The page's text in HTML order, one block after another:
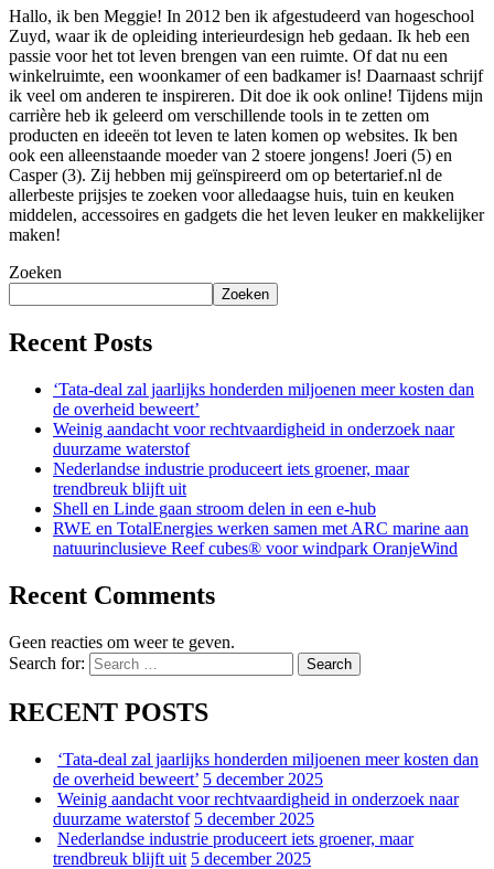
Hallo, ik ben Meggie! In 2012 ben ik afgestudeerd van hogeschool
Zuyd, waar ik de opleiding interieurdesign heb gedaan. Ik heb een
passie voor het tot leven brengen van een ruimte. Of dat nu een
winkelruimte, een woonkamer of een badkamer is! Daarnaast schrijf
ik veel om anderen te inspireren. Dit doe ik ook online! Tijdens mijn
carrière heb ik geleerd om verschillende tools in te zetten om
producten en ideeën tot leven te laten komen op websites. Ik ben
ook een alleenstaande moeder van 2 stoere jongens! Joeri (5) en
Casper (3). Zij hebben mij geïnspireerd om op betertarief.nl de
allerbeste prijsjes te zoeken voor alledaagse huis, tuin en keuken
middelen, accessoires en gadgets die het leven leuker en makkelijker
maken!
Zoeken
Zoeken
Recent Posts
‘Tata-deal zal jaarlijks honderden miljoenen meer kosten dan
de overheid beweert’
Weinig aandacht voor rechtvaardigheid in onderzoek naar
duurzame waterstof
Nederlandse industrie produceert iets groener, maar
trendbreuk blijft uit
Shell en Linde gaan stroom delen in een e-hub
RWE en TotalEnergies werken samen met ARC marine aan
natuurinclusieve Reef cubes® voor windpark OranjeWind
Recent Comments
Geen reacties om weer te geven.
Search for:
Search
RECENT POSTS
‘Tata-deal zal jaarlijks honderden miljoenen meer kosten dan
de overheid beweert’ 5 december 2025
Weinig aandacht voor rechtvaardigheid in onderzoek naar
duurzame waterstof 5 december 2025
Nederlandse industrie produceert iets groener, maar
trendbreuk blijft uit 5 december 2025